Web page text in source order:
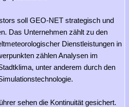
soll GEO-NET strategisch und
Das Unternehmen zählt zu den
Dienstleistungen in
zählen Analysen im
unter anderem durch den
sehen die Kontinuität gesichert.